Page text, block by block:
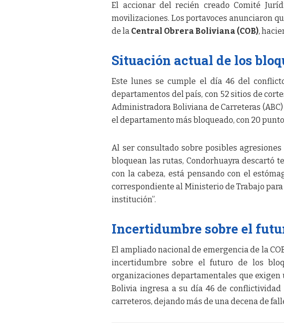
El accionar del recién creado Comité
movilizaciones. Los portavoces anunciaron
de la Central Obrera Boliviana (COB),
Situación actual de los
Este lunes se cumple el día 46 del
departamentos del país, con 52 sitios de
Administradora Boliviana de Carreteras
el departamento más bloqueado, con 20
Al ser consultado sobre posibles
bloquean las rutas, Condorhuayra descartó
con la cabeza, está pensando con el
correspondiente al Ministerio de Trabajo
institución”.
Incertidumbre sobre el
El ampliado nacional de emergencia de la
incertidumbre sobre el futuro de los
organizaciones departamentales que exigen
Bolivia ingresa a su día 46 de conflictividad
carreteros, dejando más de una decena de